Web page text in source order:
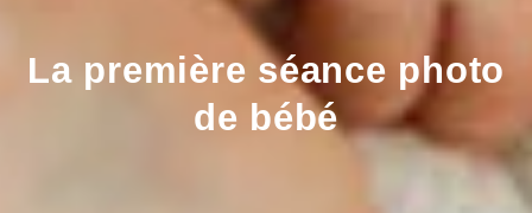
La première séance photo
de bébé